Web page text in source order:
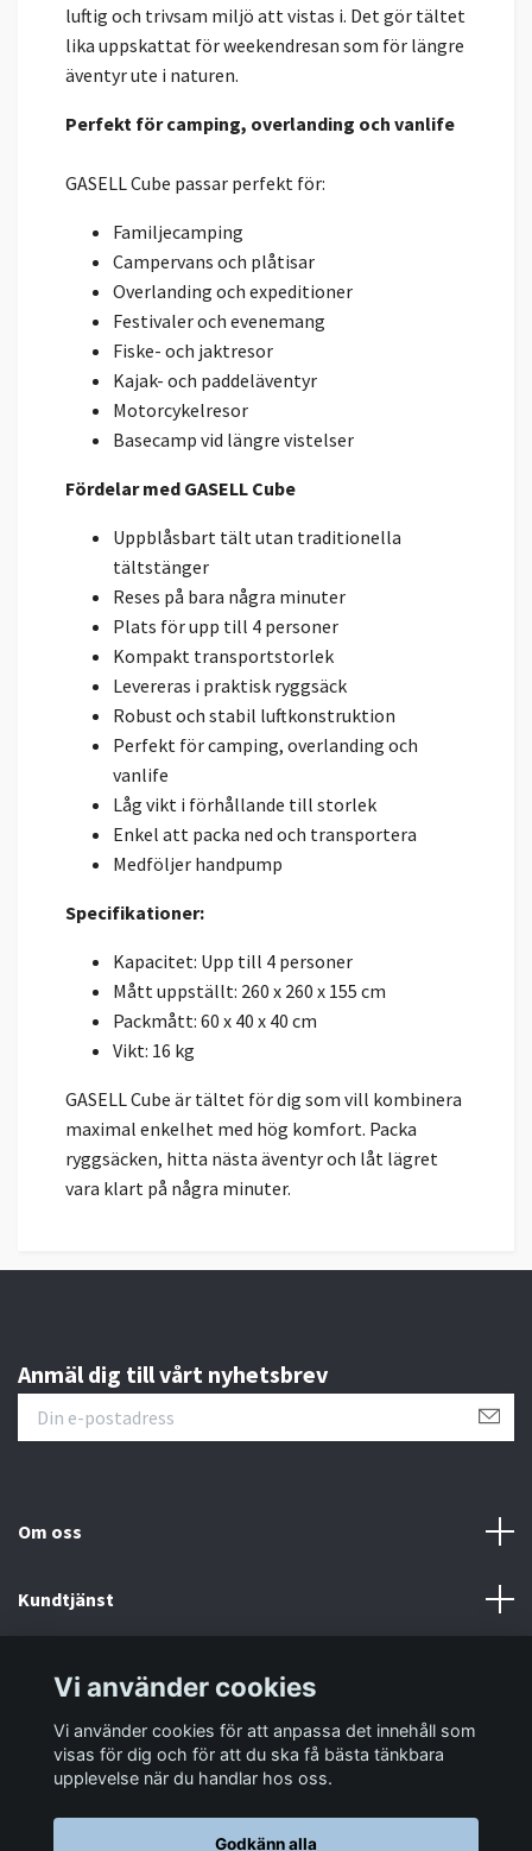
luftig och trivsam miljö att vistas i. Det gör tältet
lika uppskattat för weekendresan som för längre
äventyr ute i naturen.
Perfekt för camping, overlanding och vanlife
GASELL Cube passar perfekt för:
Familjecamping
Campervans och plåtisar
Overlanding och expeditioner
Festivaler och evenemang
Fiske- och jaktresor
Kajak- och paddeläventyr
Motorcykelresor
Basecamp vid längre vistelser
Fördelar med GASELL Cube
Uppblåsbart tält utan traditionella
tältstänger
Reses på bara några minuter
Plats för upp till 4 personer
Kompakt transportstorlek
Levereras i praktisk ryggsäck
Robust och stabil luftkonstruktion
Perfekt för camping, overlanding och
vanlife
Låg vikt i förhållande till storlek
Enkel att packa ned och transportera
Medföljer handpump
Specifikationer:
Kapacitet: Upp till 4 personer
Mått uppställt: 260 x 260 x 155 cm
Packmått: 60 x 40 x 40 cm
Vikt: 16 kg
GASELL Cube är tältet för dig som vill kombinera
maximal enkelhet med hög komfort. Packa
ryggsäcken, hitta nästa äventyr och låt lägret
vara klart på några minuter.
Anmäl dig till vårt nyhetsbrev
Om oss
Kundtjänst
Sociala medier
Vi använder cookies
Vi använder cookies för att anpassa det innehåll som
visas för dig och för att du ska få bästa tänkbara
upplevelse när du handlar hos oss.
Godkänn alla